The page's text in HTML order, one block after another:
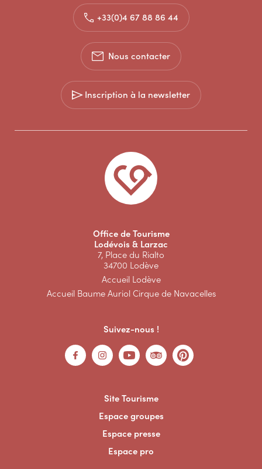
+33(0)4 67 88 86 44
Nous contacter
Inscription à la newsletter
Office de Tourisme
Lodévois & Larzac
7, Place du Rialto
34700 Lodève
Accueil Lodève
Accueil Baume Auriol Cirque de Navacelles
Suivez-nous !
Site Tourisme
Espace groupes
Espace presse
Espace pro